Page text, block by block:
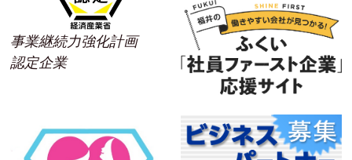
事業継続力強化計画
認定企業